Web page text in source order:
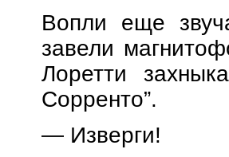
Вопли еще
завели
Лоретти
Сорренто”.
— Изверги!